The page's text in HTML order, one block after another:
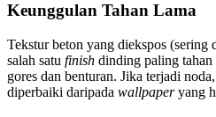
Keunggulan Tahan Lama
Tekstur beton yang diekspos (sering
salah satu finish dinding paling
gores dan benturan. Jika terjadi
diperbaiki daripada wallpaperyang